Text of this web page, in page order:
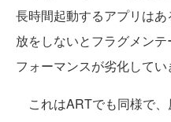
長時間起動するアプリは
放をしないとフラグメン
フォーマンスが劣化してい
これはARTでも同様で